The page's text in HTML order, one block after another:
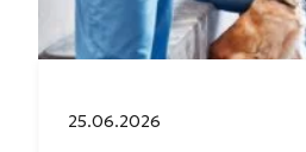
Julkaistu:
25.06.2026